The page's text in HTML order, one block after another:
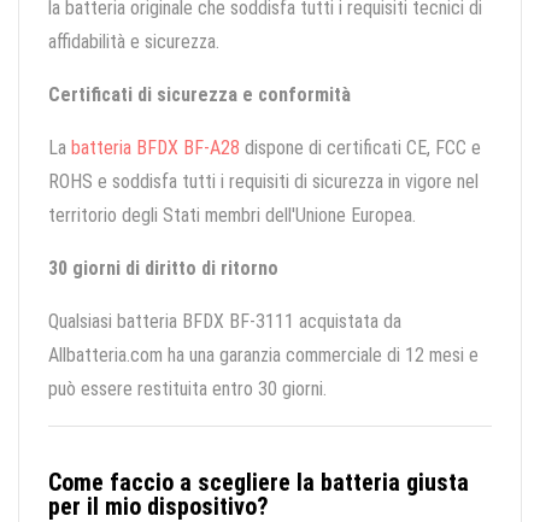
la batteria originale che soddisfa tutti i requisiti tecnici di
affidabilità e sicurezza.
Certificati di sicurezza e conformità
La batteria BFDX BF-A28 dispone di certificati CE, FCC e
ROHS e soddisfa tutti i requisiti di sicurezza in vigore nel
territorio degli Stati membri dell'Unione Europea.
30 giorni di diritto di ritorno
Qualsiasi batteria BFDX BF-3111 acquistata da
Allbatteria.com ha una garanzia commerciale di 12 mesi e
può essere restituita entro 30 giorni.
Come faccio a scegliere la batteria giusta
per il mio dispositivo?